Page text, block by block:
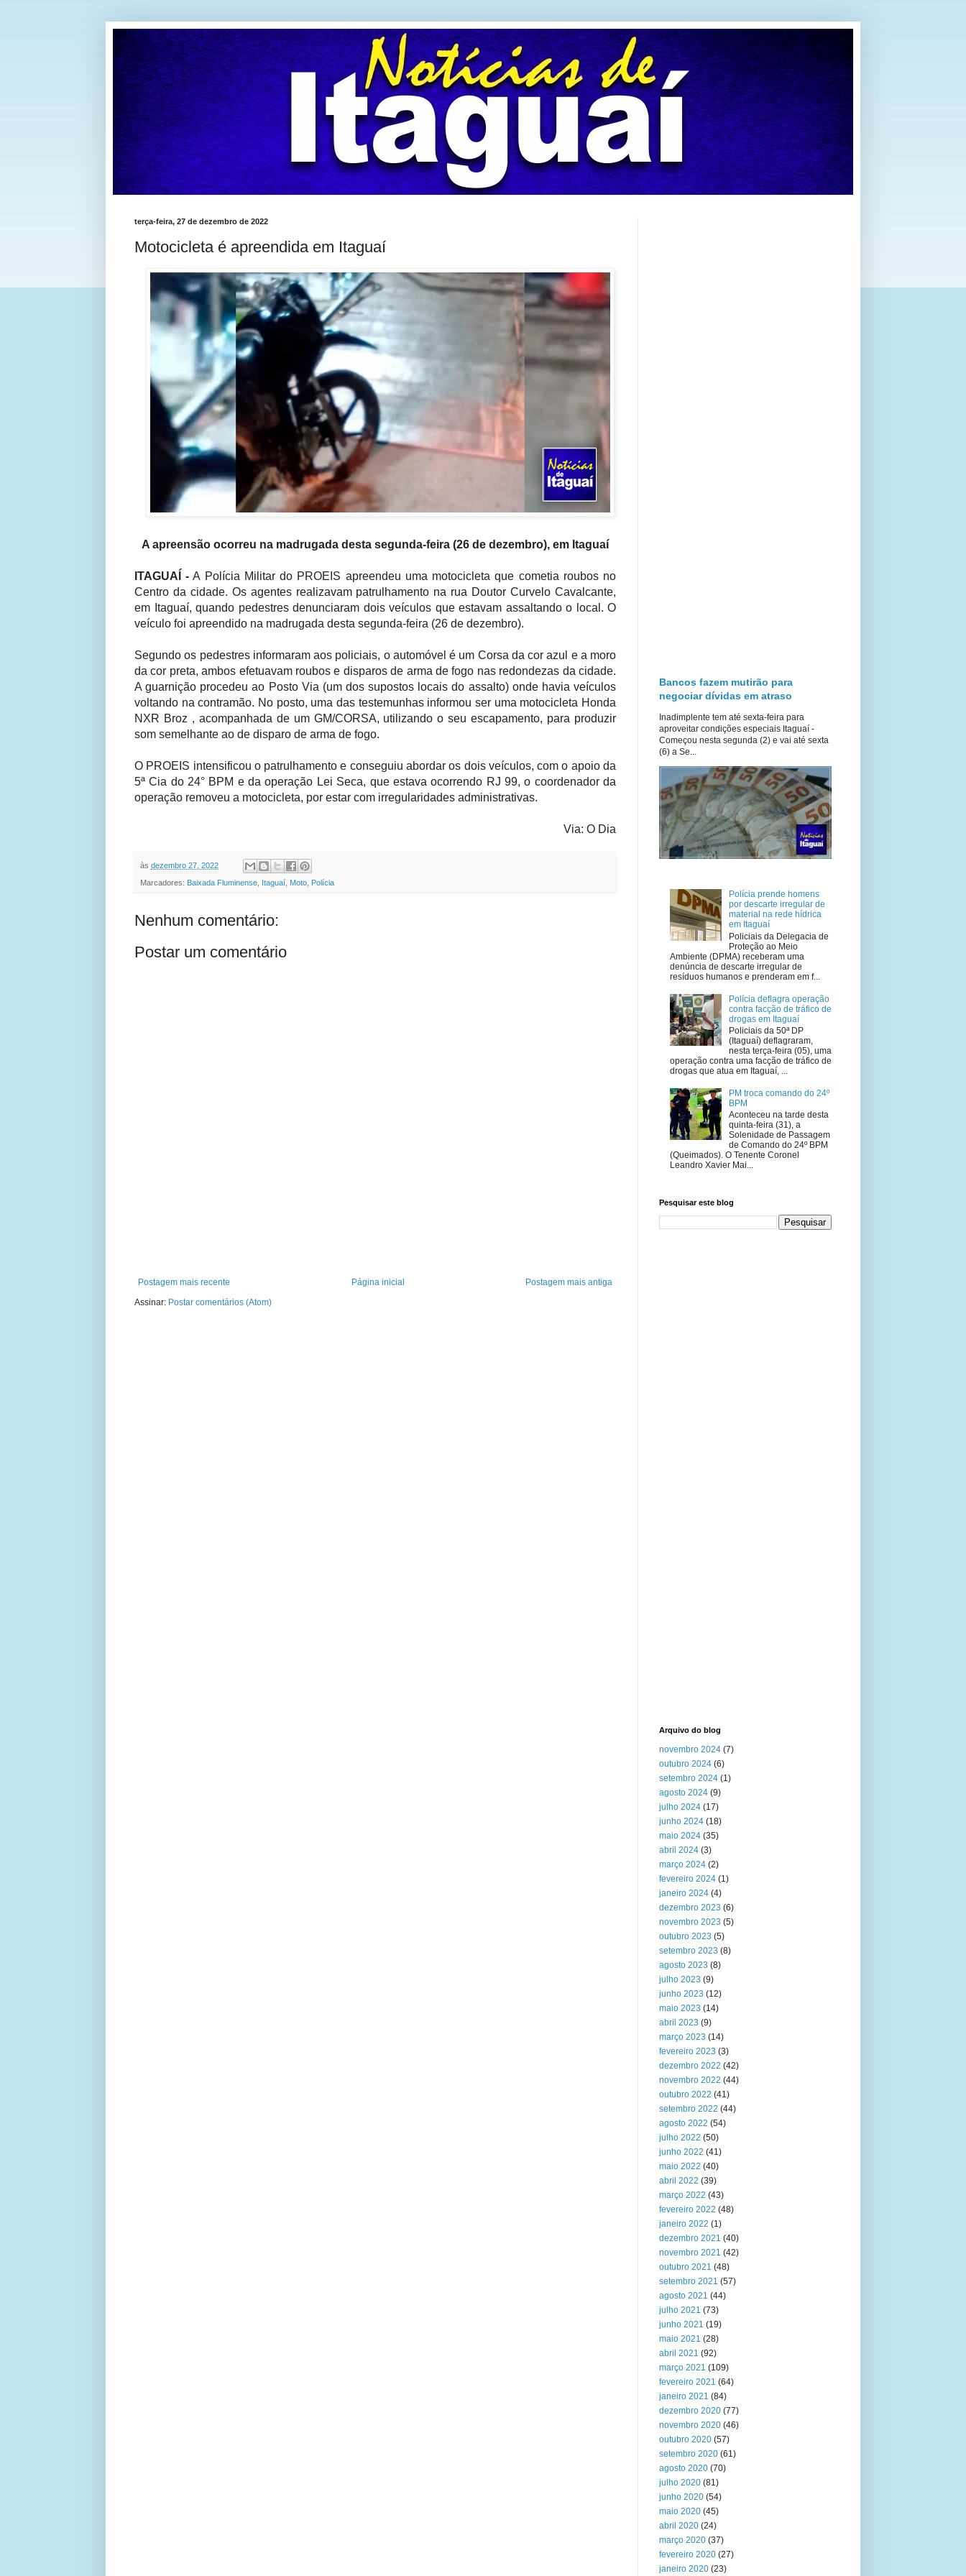
terça-feira, 27 de dezembro de 2022
Motocicleta é apreendida em Itaguaí
A apreensão ocorreu na madrugada desta segunda-feira (26 de dezembro), em Itaguaí
ITAGUAÍ - A Polícia Militar do PROEIS apreendeu uma motocicleta que cometia roubos no
Centro da cidade. Os agentes realizavam patrulhamento na rua Doutor Curvelo Cavalcante,
em Itaguaí, quando pedestres denunciaram dois veículos que estavam assaltando o local. O
veículo foi apreendido na madrugada desta segunda-feira (26 de dezembro).
Segundo os pedestres informaram aos policiais, o automóvel é um Corsa da cor azul e a moro
da cor preta, ambos efetuavam roubos e disparos de arma de fogo nas redondezas da cidade.
A guarnição procedeu ao Posto Via (um dos supostos locais do assalto) onde havia veículos
voltando na contramão. No posto, uma das testemunhas informou ser uma motocicleta Honda
NXR Broz , acompanhada de um GM/CORSA, utilizando o seu escapamento, para produzir
som semelhante ao de disparo de arma de fogo.
O PROEIS intensificou o patrulhamento e conseguiu abordar os dois veículos, com o apoio da
5ª Cia do 24° BPM e da operação Lei Seca, que estava ocorrendo RJ 99, o coordenador da
operação removeu a motocicleta, por estar com irregularidades administrativas.
Via: O Dia
às dezembro 27, 2022
Marcadores: Baixada Fluminense Itaguaí Moto Polícia
Nenhum comentário:
Postar um comentário
Postagem mais recente Postagem mais antiga
Página inicial
Assinar: Postar comentários (Atom)
Bancos fazem mutirão para
negociar dívidas em atraso
Inadimplente tem até sexta-feira para
aproveitar condições especiais Itaguaí -
Começou nesta segunda (2) e vai até sexta
(6) a Se...
Polícia prende homens
por descarte irregular de
material na rede hídrica
em Itaguaí
Policiais da Delegacia de
Proteção ao Meio
Ambiente (DPMA) receberam uma
denúncia de descarte irregular de
resíduos humanos e prenderam em f...
Polícia deflagra operação
contra facção de tráfico de
drogas em Itaguaí
Policiais da 50ª DP
(Itaguaí) deflagraram,
nesta terça-feira (05), uma
operação contra uma facção de tráfico de
drogas que atua em Itaguaí, ...
PM troca comando do 24º
BPM
Aconteceu na tarde desta
quinta-feira (31), a
Solenidade de Passagem
de Comando do 24º BPM
(Queimados). O Tenente Coronel
Leandro Xavier Mai...
Pesquisar este blog
Arquivo do blog
novembro 2024 (7)
outubro 2024 (6)
setembro 2024 (1)
agosto 2024 (9)
julho 2024 (17)
junho 2024 (18)
maio 2024 (35)
abril 2024 (3)
março 2024 (2)
fevereiro 2024 (1)
janeiro 2024 (4)
dezembro 2023 (6)
novembro 2023 (5)
outubro 2023 (5)
setembro 2023 (8)
agosto 2023 (8)
julho 2023 (9)
junho 2023 (12)
maio 2023 (14)
abril 2023 (9)
março 2023 (14)
fevereiro 2023 (3)
dezembro 2022 (42)
novembro 2022 (44)
outubro 2022 (41)
setembro 2022 (44)
agosto 2022 (54)
julho 2022 (50)
junho 2022 (41)
maio 2022 (40)
abril 2022 (39)
março 2022 (43)
fevereiro 2022 (48)
janeiro 2022 (1)
dezembro 2021 (40)
novembro 2021 (42)
outubro 2021 (48)
setembro 2021 (57)
agosto 2021 (44)
julho 2021 (73)
junho 2021 (19)
maio 2021 (28)
abril 2021 (92)
março 2021 (109)
fevereiro 2021 (64)
janeiro 2021 (84)
dezembro 2020 (77)
novembro 2020 (46)
outubro 2020 (57)
setembro 2020 (61)
agosto 2020 (70)
julho 2020 (81)
junho 2020 (54)
maio 2020 (45)
abril 2020 (24)
março 2020 (37)
fevereiro 2020 (27)
janeiro 2020 (23)